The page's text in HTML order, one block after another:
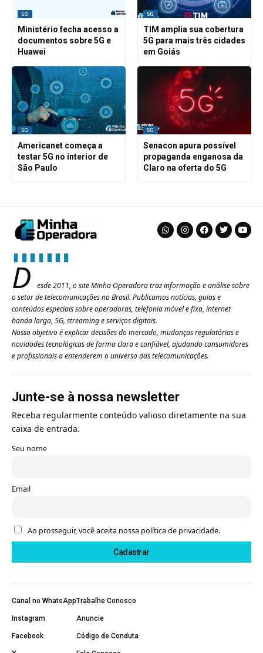
5G
Ministério fecha acesso a
documentos sobre 5G e
Huawei
5G
TIM amplia sua cobertura
5G para mais três cidades
em Goiás
5G
Americanet começa a
testar 5G no interior de
São Paulo
5G
Senacon apura possível
propaganda enganosa da
Claro na oferta do 5G
D
esde 2011, o site Minha Operadora traz informação e análise sobre
o setor de telecomunicações no Brasil. Publicamos notícias, guias e
conteúdos especiais sobre operadoras, telefonia móvel e fixa, internet
banda larga, 5G, streaming e serviços digitais.
Nosso objetivo é explicar decisões do mercado, mudanças regulatórias e
novidades tecnológicas de forma clara e confiável, ajudando consumidores
e profissionais a entenderem o universo das telecomunicações.
Junte-se à nossa newsletter
Receba regularmente conteúdo valioso diretamente na sua
caixa de entrada.
Seu nome
Email
Ao prosseguir, você aceita nossa política de privacidade.
Canal no WhatsApp
Instagram
Facebook
Trabalhe Conosco
Anuncie
Código de Conduta